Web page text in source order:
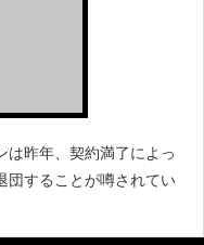
は昨年、契約満了によっ
団することが噂されてい